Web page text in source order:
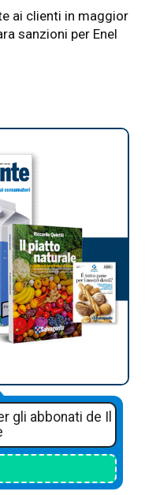
ai clienti in maggior
sanzioni per Enel
gli abbonati de Il